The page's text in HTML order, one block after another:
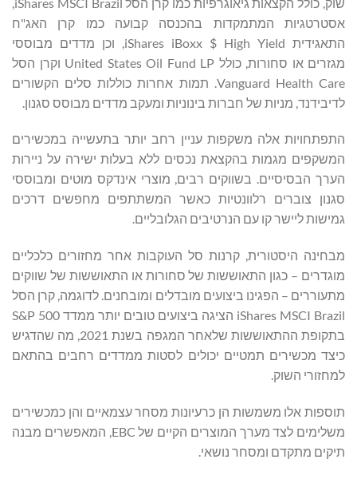
אסטרטגיות המתמקדות בהכנסה קבועה כמו קרן האג"ח
התאגידית iShares iBoxx $ High Yield, וכן מדדים מבוססי
מגזרים או סחורות, כולל United States Oil Fund LP וקרן הסל
Vanguard Health Care. תמות אחרות כוללות סלים הקשורים
לדיבידנד, מניות של חברות בינוניות ומעקב מדדים מבוסס סגנון.
התפתחויות אלה משקפות עניין רחב יותר בתעשייה במכשירים
המשקפים מגמות בהקצאת נכסים ללא בעלות ישירה על ניירות
הערך הבסיסיים. בשווקים רבים, מוצרי אינדקס מוטים ומבוססי
סגנון צוברים רלוונטיות כאשר המשתתפים מחפשים דרכים
גמישות ליישר קו עם הנרטיבים הגלובליים.
מבחינה היסטורית, קרנות סל העוקבות אחר מחזורים כלכליים
מוגדרים – כגון התאוששות של סחורות או התאוששות של שווקים
מתעוררים – הפגינו ביצועים מובדלים ומובחנים. לדוגמה, קרן הסל
iShares MSCI Brazil הציגה ביצועים טובים יותר ממדד S&P 500
בתקופת ההתאוששות שלאחר המגפה בשנת 2021, מה שהדגיש
כיצד מכשירים תמטיים יכולים לסטות ממדדים רחבים בהתאם
למחזורי השוק.
תוספות אלו משמשות הן כרעיונות מסחר עצמאיים והן כמכשירים
משלימים לצד מערך המוצרים הקיים של EBC, המאפשרים מבנה
תיקים מתקדם ומסחר נושאי.